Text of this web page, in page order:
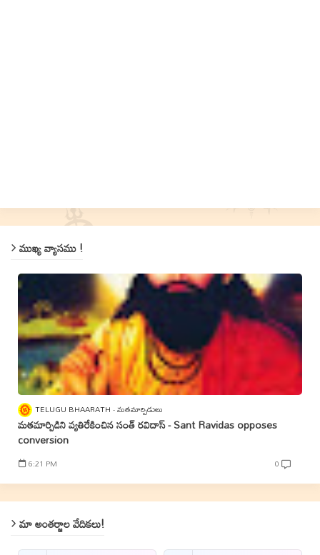
ముఖ్య వ్యాసము !
TELUGU BHAARATH మతమార్పిడులు
మతమార్పిడిని వ్యతిరేకించిన సంత్‌ రవిదాస్‌ - Sant Ravidas opposes
conversion
6:21 PM 0
మా అంతర్జాల వేదికలు!